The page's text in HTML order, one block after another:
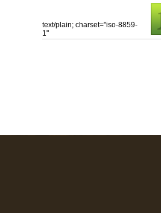
text/plain; charset="iso-8859-
1"